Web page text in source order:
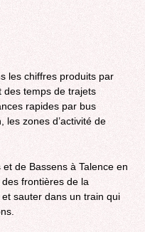
les chiffres produits par
des temps de trajets
rapides par bus
les zones d’activité de
de Bassens à Talence en
frontières de la
sauter dans un train qui